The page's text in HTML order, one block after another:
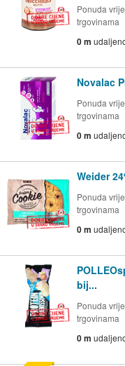
Ponuda
trgovinama
0 m
Novalac
Ponuda
trgovinama
0 m
Weider
Ponuda
trgovinama
0 m
bij...
Ponuda
trgovinama
0 m